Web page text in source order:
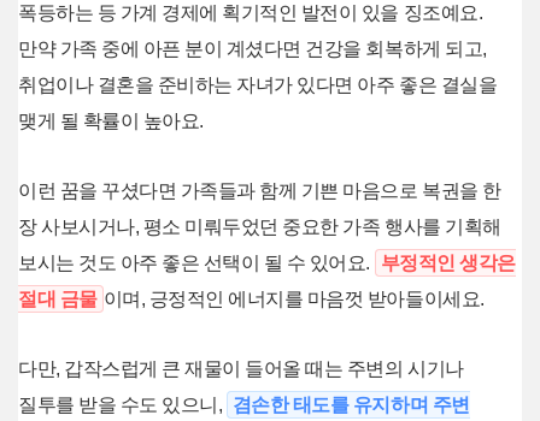
폭등하는 등 가계 경제에 획기적인 발전이 있을 징조예요.
만약 가족 중에 아픈 분이 계셨다면 건강을 회복하게 되고,
취업이나 결혼을 준비하는 자녀가 있다면 아주 좋은 결실을
맺게 될 확률이 높아요.
이런 꿈을 꾸셨다면 가족들과 함께 기쁜 마음으로 복권을 한
장 사보시거나, 평소 미뤄두었던 중요한 가족 행사를 기획해
보시는 것도 아주 좋은 선택이 될 수 있어요.
부정적인 생각은
절대 금물 이며, 긍정적인 에너지를 마음껏 받아들이세요.
다만, 갑작스럽게 큰 재물이 들어올 때는 주변의 시기나
질투를 받을 수도 있으니, 겸손한 태도를 유지하며 주변